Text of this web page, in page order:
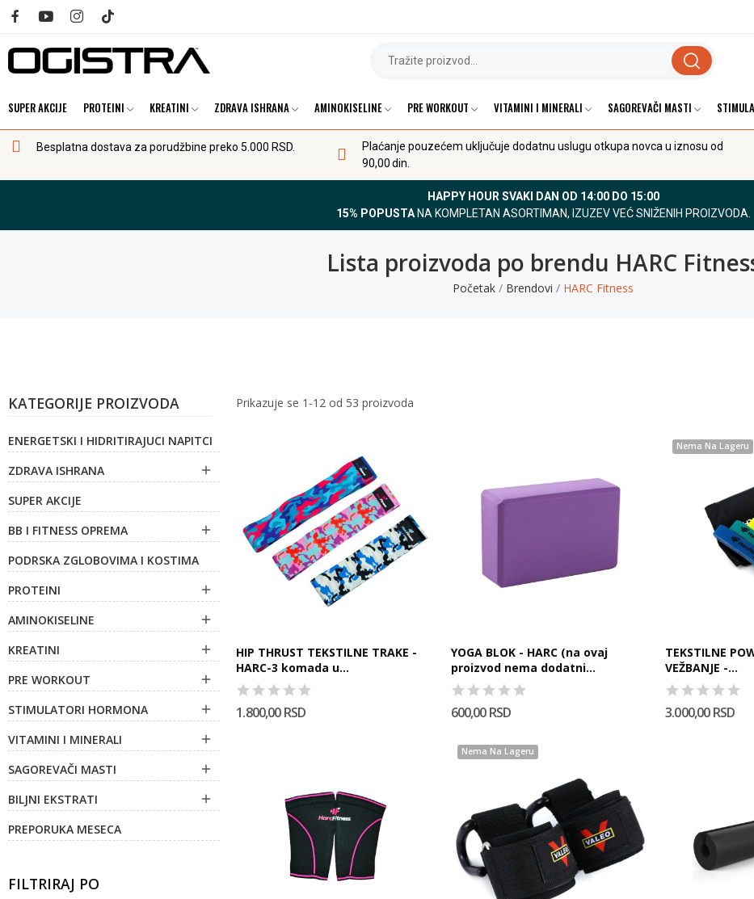
SUPER AKCIJE PROTEINI KREATINI ZDRAVA ISHRANA AMINOKISELINE PRE WORKOUT VITAMINI I MINERALI SAGOREVAČI MASTI
Besplatna dostava za porudžbine preko 5.000 RSD.
Plaćanje pouzećem uključuje dodatnu uslugu otkupa novca u iznosu od
90,00 din.
HAPPY HOUR SVAKI DAN OD 14:00 DO 15:00
15% POPUSTANA KOMPLETAN ASORTIMAN, IZUZEV VEĆ SNIŽENIH PROIZVODA.
Lista proizvoda po brendu HARC
Početak Brendovi HARC Fitness
KATEGORIJE PROIZVODA
ENERGETSKI I HIDRITIRAJUCI NAPITCI
ZDRAVA ISHRANA

SUPER AKCIJE
BB I FITNESS OPREMA

PODRSKA ZGLOBOVIMA I KOSTIMA
PROTEINI

AMINOKISELINE 
KREATINI 
PRE WORKOUT 
STIMULATORI HORMONA 
VITAMINI I MINERALI 
SAGOREVAČI MASTI 
BILJNI EKSTRATI 
PREPORUKA MESECA
FILTRIRAJ PO
Prikazuje se 1-12 od 53 proizvoda
HIP THRUST TEKSTILNE TRAKE -
HARC-3 komada u...
1.800,00 RSD
YOGA BLOK - HARC (na ovaj
proizvod nema dodatni...
600,00 RSD
Nema Na Lageru
TEKSTILNE
VEŽBANJE -...
3.000,00 RSD
Nema Na Lageru